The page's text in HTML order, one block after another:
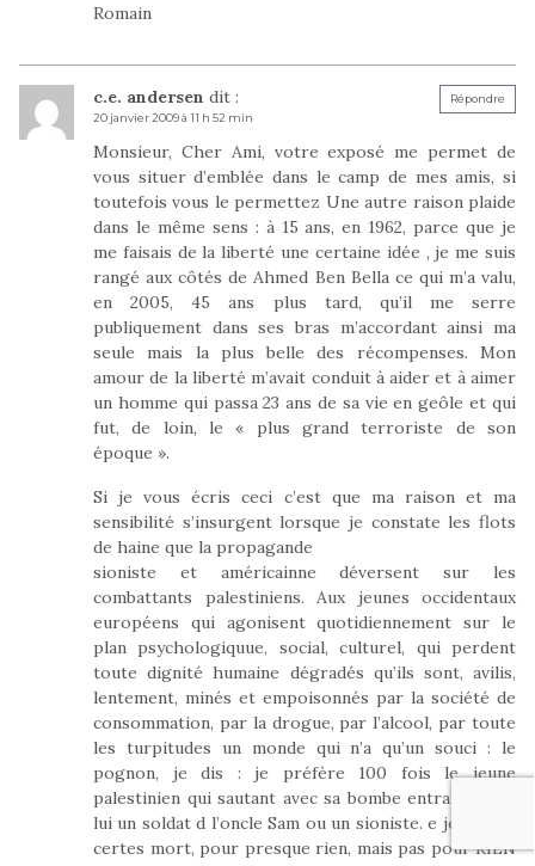
Romain
c.e. andersen dit :
20 janvier 2009 à 11 h 52 min
Monsieur, Cher Ami, votre exposé me permet de
vous situer d’emblée dans le camp de mes amis, si
toutefois vous le permettez Une autre raison plaide
dans le même sens : à 15 ans, en 1962, parce que je
me faisais de la liberté une certaine idée , je me suis
rangé aux côtés de Ahmed Ben Bella ce qui m’a valu,
en 2005, 45 ans plus tard, qu’il me serre
publiquement dans ses bras m’accordant ainsi ma
seule mais la plus belle des récompenses. Mon
amour de la liberté m’avait conduit à aider et à aimer
un homme qui passa 23 ans de sa vie en geôle et qui
fut, de loin, le « plus grand terroriste de son
époque ».
Si je vous écris ceci c’est que ma raison et ma
sensibilité s’insurgent lorsque je constate les flots
de haine que la propagande
sioniste et américainne déversent sur les
combattants palestiniens. Aux jeunes occidentaux
européens qui agonisent quotidiennement sur le
plan psychologiquue, social, culturel, qui perdent
toute dignité humaine dégradés qu’ils sont, avilis,
lentement, minés et empoisonnés par la société de
consommation, par la drogue, par l’alcool, par toute
les turpitudes un monde qui n’a qu’un souci : le
pognon, je dis : je préfère 100 fois le jeune
palestinien qui sautant avec sa bombe entraîne avec
lui un soldat d l’oncle Sam ou un sioniste. e jeune est
certes mort, pour presque rien, mais pas pour RIEN
Répondre